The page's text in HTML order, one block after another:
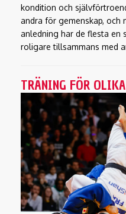
kondition och
andra för gemenskap, och
anledning har de flesta en
roligare tillsammans med
TRÄNING FÖR